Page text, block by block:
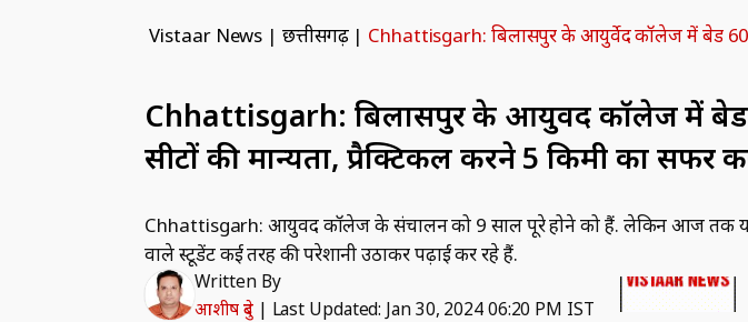
Vistaar News | छत्तीसगढ़ | Chhattisgarh: बिलासपुर के आयुर्वेद कॉलेज में बेड 60,
Chhattisgarh: बिलासपुर के आयुर्वेद कॉलेज में
सीटों की मान्यता, प्रैक्टिकल करने 5 किमी का सफर
Chhattisgarh: आयुर्वेद कॉलेज के संचालन को 9 साल पूरे होने को हैं. लेकिन आज तक
वाले स्टूडेंट कई तरह की परेशानी उठाकर पढ़ाई कर रहे हैं.
Written By
आशीष दुबे| Last Updated: Jan 30, 2024 06:20 PM IST